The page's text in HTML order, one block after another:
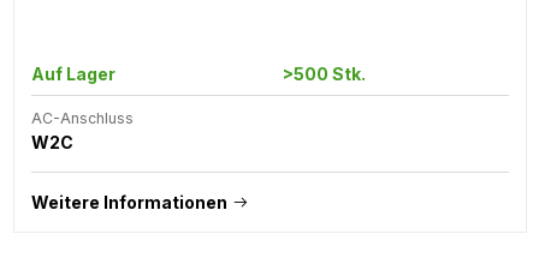
Auf Lager >500 Stk.
AC-Anschluss
W2C
Weitere Informationen